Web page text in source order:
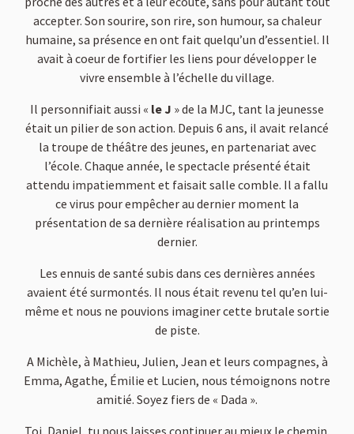
accepter. Son sourire, son rire, son humour, sa chaleur
humaine, sa présence en ont fait quelqu’un d’essentiel. Il
avait à coeur de fortifier les liens pour développer le
vivre ensemble à l’échelle du village.
Il personnifiait aussi « le J » de la MJC, tant la jeunesse
était un pilier de son action. Depuis 6 ans, il avait relancé
la troupe de théâtre des jeunes, en partenariat avec
l’école. Chaque année, le spectacle présenté était
attendu impatiemment et faisait salle comble. Il a fallu
ce virus pour empêcher au dernier moment la
présentation de sa dernière réalisation au printemps
dernier.
Les ennuis de santé subis dans ces dernières années
avaient été surmontés. Il nous était revenu tel qu’en lui-
même et nous ne pouvions imaginer cette brutale sortie
de piste.
A Michèle, à Mathieu, Julien, Jean et leurs compagnes, à
Emma, Agathe, Émilie et Lucien, nous témoignons notre
amitié. Soyez fiers de « Dada ».